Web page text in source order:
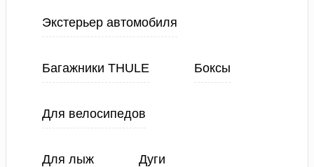
Экстерьер автомобиля
Багажники THULE Боксы
Для велосипедов
Для лыж Дуги